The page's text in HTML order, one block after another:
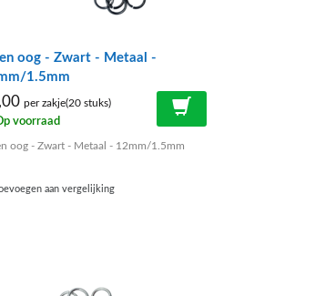
oog - Zwart - Metaal -
1.5mm
per zakje(20 stuks)
voorraad
oog - Zwart - Metaal - 12mm/1.5mm
aan vergelijking